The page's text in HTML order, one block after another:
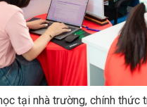
tại nhà trường, chính